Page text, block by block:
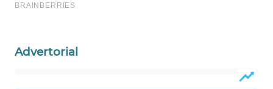
Advertorial
WAHANANEWS